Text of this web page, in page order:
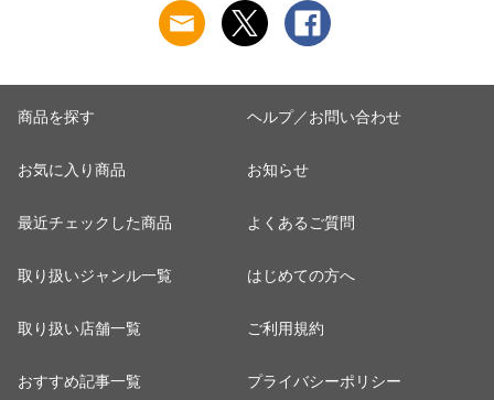
商品を探す
お気に入り商品
最近チェックした商品
取り扱いジャンル一覧
取り扱い店舗一覧
おすすめ記事一覧
ヘルプ／お問い合わせ
お知らせ
よくあるご質問
はじめての方へ
ご利用規約
プライバシーポリシー